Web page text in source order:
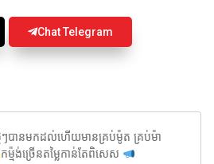
Chat Telegram
ៗបានមកដល់ហើយមានគ្រប់ម៉ូត គ្រប់ម៉ា
កម្ម៉ង់ច្រើនតម្លៃកាន់តែពិសេស